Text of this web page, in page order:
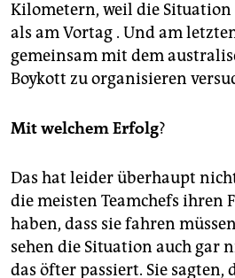
Kilometern, weil die
als am Vortag . Und am
gemeinsam mit dem
Boykott zu organisieren
Mit welchem Erfolg?
Das hat leider überhaupt
die meisten Teamchefs ihren
haben, dass sie fahren
sehen die Situation auch gar
das öfter passiert. Sie sagten,